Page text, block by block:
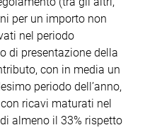
per un importo non
nel periodo
di presentazione della
con in media un
periodo dell’anno,
ricavi maturati nel
almeno il 33% rispetto